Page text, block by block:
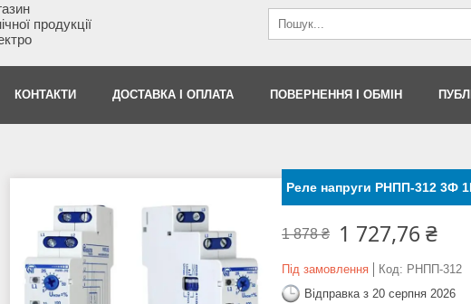
продукції
КОНТАКТИ ДОСТАВКА І ОПЛАТА ПОВЕРНЕННЯ І ОБМІН
Реле напруги РНПП-312 3Ф
1 878 ₴ 1 727,76 ₴
Під замовлення Код: РНПП-312
Відправка з 20 серпня 2026